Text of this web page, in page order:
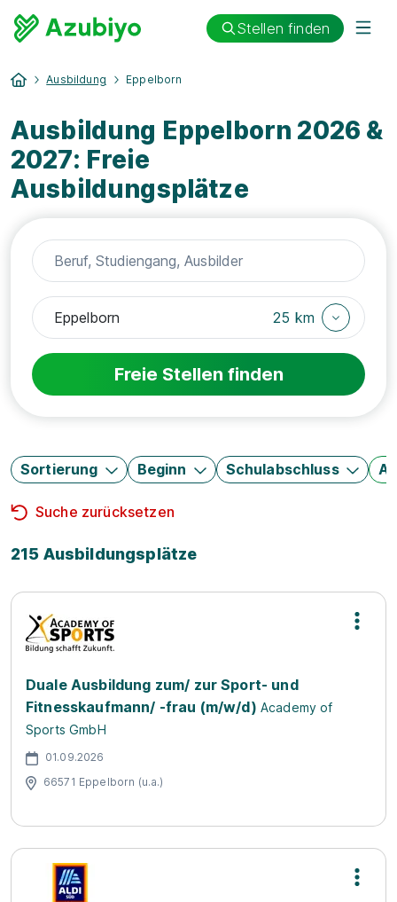
Stellen finden
Ausbildung Eppelborn
Ausbildung Eppelborn 2026 &
2027: Freie
Ausbildungsplätze
25 km
Freie Stellen finden
Sortierung Beginn Schulabschluss
Suche zurücksetzen
215 Ausbildungsplätze
Duale Ausbildung zum/ zur Sport- und
Fitnesskaufmann/ -frau (m/w/d) Academy of
Sports GmbH
01.09.2026
66571 Eppelborn (u.a.)